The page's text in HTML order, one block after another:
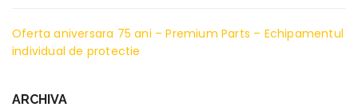
Oferta aniversara 75 ani – Premium Parts – Echipamentul
individual de protectie
ARCHIVA